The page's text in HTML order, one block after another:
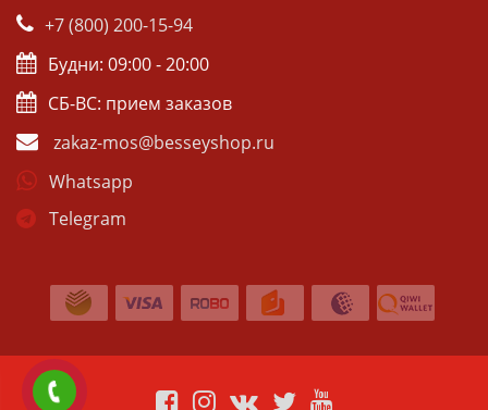
+7 (800) 200-15-94
Будни: 09:00 - 20:00
СБ-ВС: прием заказов
zakaz-mos@besseyshop.ru
Whatsapp
Telegram